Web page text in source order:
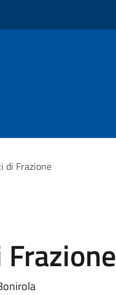
di Frazione